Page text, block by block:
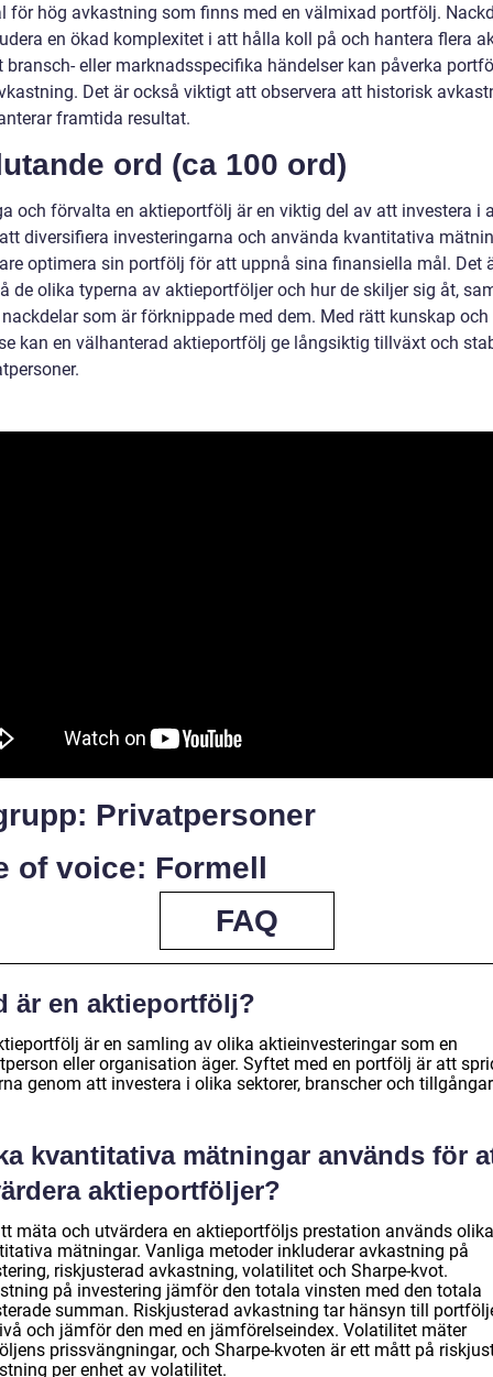
för hög avkastning som finns med en välmixad portfölj.
en ökad komplexitet i att hålla koll på och hantera flera
bransch- eller marknadsspecifika händelser kan påverka
Det är också viktigt att observera att historisk
framtida resultat.
ord (ca 100 ord)
och förvalta en aktieportfölj är en viktig del av att investera i
diversifiera investeringarna och använda kvantitativa
optimera sin portfölj för att uppnå sina finansiella mål. Det
de olika typerna av aktieportföljer och hur de skiljer sig åt,
som är förknippade med dem. Med rätt kunskap och
kan en välhanterad aktieportfölj ge långsiktig tillväxt och
Privatpersoner
of voice: Formell
FAQ
är en aktieportfölj?
är en samling av olika aktieinvesteringar som en
eller organisation äger. Syftet med en portfölj är att
genom att investera i olika sektorer, branscher och
kvantitativa mätningar används för
aktieportföljer?
mäta och utvärdera en aktieportföljs prestation används olika
mätningar. Vanliga metoder inkluderar avkastning på
riskjusterad avkastning, volatilitet och Sharpe-kvot.
på investering jämför den totala vinsten med den totala
summan. Riskjusterad avkastning tar hänsyn till
och jämför den med en jämförelseindex. Volatilitet mäter
prissvängningar, och Sharpe-kvoten är ett mått på
per enhet av volatilitet.